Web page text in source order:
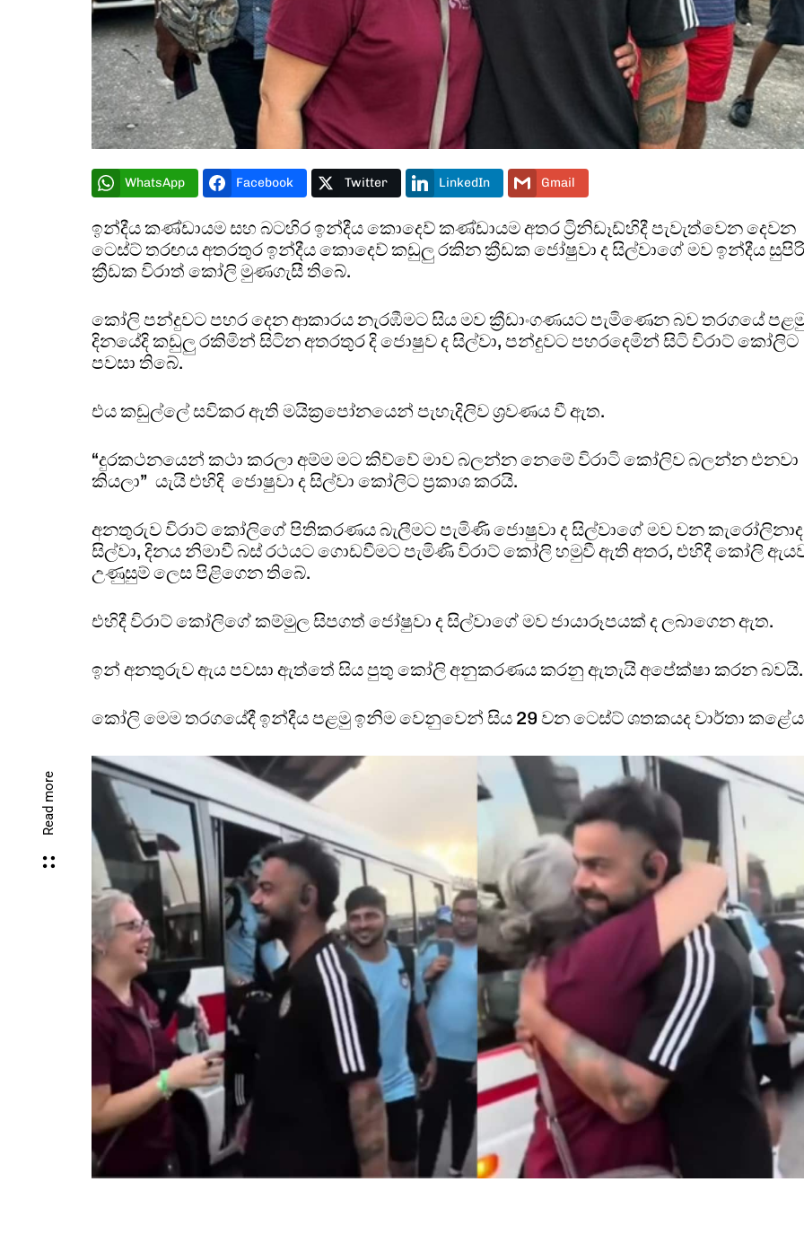
Read more
WhatsApp Facebook Twitter LinkedIn Gmail
ඉන්දීය කණ්ඩායම සහ බටහිර ඉන්දීය කොදෙව් කණ්ඩායම අතර ට්‍රිනිඩෑඩ්හිදී පැවැත්වෙන දෙවන
ටෙස්ට් තරඟය අතරතුර ඉන්දීය කොදෙව් කඩුලු රකින ක්‍රීඩක ජෝෂුවා ද සිල්වාගේ මව ඉන්දීය සුපිරි
ක්‍රීඩක විරාත් කෝලි මුණගැසී තිබේ.
කෝලි පන්දුවට පහර දෙන ආකාරය නැරඹීමට සිය මව ක්‍රීඩාංගණයට පැමිණෙන බව තරගයේ
දිනයේදි කඩුලු රකිමින් සිටින අතරතුර දි ජොෂුව ද සිල්වා, පන්දුවට පහරදෙමින් සිටි විරාට් කෝලිට
පවසා තිබේ.
එය කඩුල්ලේ සවිකර ඇති මයික්‍රපෝනයෙන් පැහැදිලිව ශ්‍රවණය වී ඇත.
“දුරකථනයෙන් කථා කරලා අම්ම මට කිව්වේ මාව බලන්න නෙමේ විරා⁣ටි කෝලිව බලන්න එනවා
කියලා” යැයි එහිදි ජොෂුවා ද සිල්වා කෝලිට ප්‍රකාශ කරයි.
අනතුරුව විරාට් කෝලිගේ පිතිකරණය බැලීමට පැමිණි ජොෂුවා ද සිල්වාගේ මව වන කැරෝලිනාද
සිල්වා, දිනය නිමාවී බස් රථයට ගොඩවීමට පැමිණි විරාට් කෝලි හමුවී ඇති අතර, එහිදී කෝලි
උණුසුම් ලෙස පිළිගෙන තිබේ.
එහිදී විරාට් කෝලිගේ කම්මුල සිපගත් ජෝෂුවා ද සිල්වාගේ මව ජායාරූපයක් ද ලබාගෙන ඇත.
ඉන් අනතුරුව ඇය පවසා ඇත්තේ සිය පුතු කෝලි අනුකරණය කරනු ඇතැයි අපේක්ෂා කරන බවයි.
කෝලි මෙම තරගයේදී ඉන්දීය පළමු ඉනිම වෙනුවෙන් සිය 29 වන ටෙස්ට් ශතකයද වාර්තා